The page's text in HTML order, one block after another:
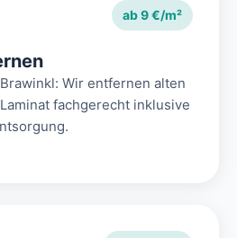
ab 9 €/m²
Wir entfernen alten
fachgerecht inklusive